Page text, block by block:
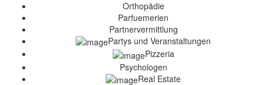
Orthopädie
Parfuemerien
Partnervermittlung
Partys und Veranstaltungen
Pizzeria
Psychologen
Real Estate